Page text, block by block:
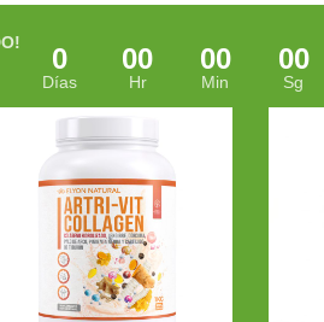
0
Días
00
Hr
00
Min
00
Sg